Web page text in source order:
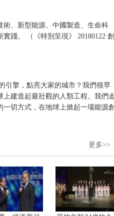
、新型能源、中國製造、生命科
踐。 （《特別呈現》 20180122 創
引擎，點亮大家的城市？我們很早
建造起最壯觀的人類工程。我們
切方式，在地球上掀起一場能源創
更多>>